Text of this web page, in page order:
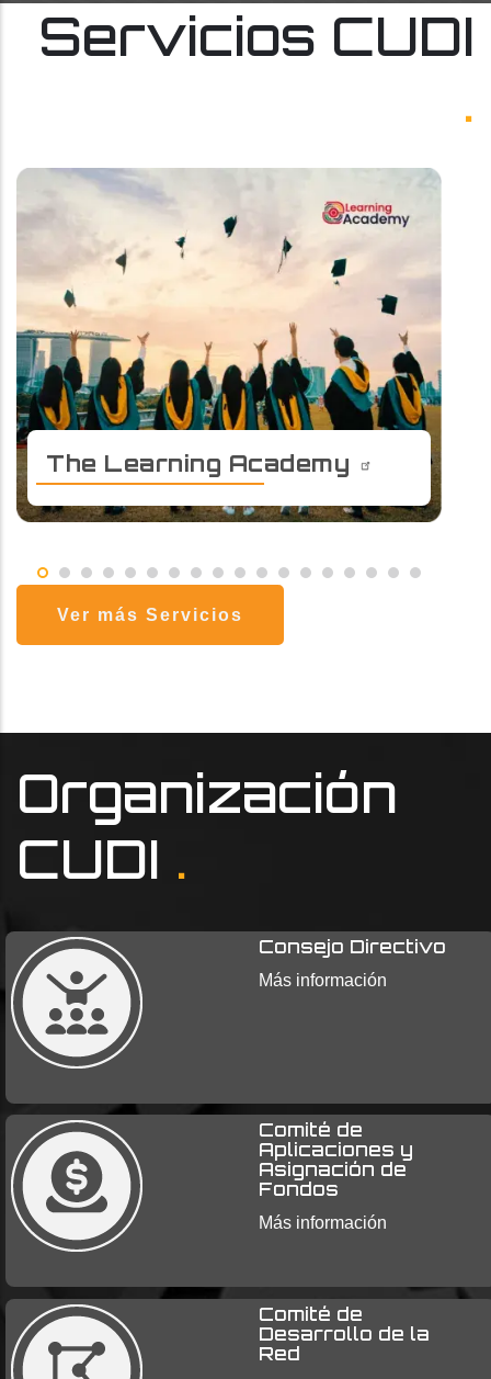
Servicios CUDI
The Learning Academy
CUDI busca a través de Learning Academy apoyar a sus
instituciones miembros en la formación y certificación de recursos
LEER MÁS
Ver más Servicios
Organización
CUDI
Consejo Directivo
Más información
Comité de
Aplicaciones y
Asignación de
Fondos
Más información
Comité de
Desarrollo de la
Red